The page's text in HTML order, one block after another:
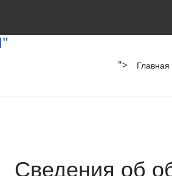
"> Главная
Сведения об